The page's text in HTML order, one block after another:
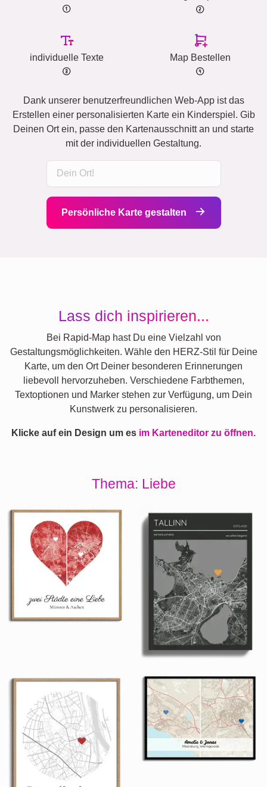
individuelle Texte Map Bestellen
Dank unserer benutzerfreundlichen Web-App ist das
Erstellen einer personalisierten Karte ein Kinderspiel. Gib
Deinen Ort ein, passe den Kartenausschnitt an und starte
mit der individuellen Gestaltung.
Persönliche Karte gestalten
Lass dich inspirieren...
Bei Rapid-Map hast Du eine Vielzahl von
Gestaltungsmöglichkeiten. Wähle den HERZ-Stil für Deine
Karte, um den Ort Deiner besonderen Erinnerungen
liebevoll hervorzuheben. Verschiedene Farbthemen,
Textoptionen und Marker stehen zur Verfügung, um Dein
Kunstwerk zu personalisieren.
Klicke auf ein Design um es im Karteneditor zu öffnen.
Thema: Liebe